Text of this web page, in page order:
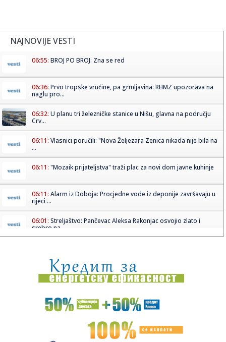
NAJNOVIJE VESTI
06:55: BROJ PO BROJ: Zna se red
06:36: Prvo tropske vrućine, pa grmljavina: RHMZ upozorava na
naglu pro...
06:32: U planu tri železničke stanice u Nišu, glavna na području
Crv...
06:11: Vlasnici poručili: "Nova Željezara Zenica nikada nije bila na
...
06:11: "Mozaik prijateljstva" traži plac za novi dom javne kuhinje
06:11: Alarm iz Doboja: Procjedne vode iz deponije završavaju u
rijeci ...
06:01: Streljaštvo: Pančevac Aleksa Rakonjac osvojio zlato i
srebro na...
01:21:Mercedes-AMG GT 53 4-Door Coupe
00:44:Dogodilo se na današnji datum, 7. avgust
Zvezda nastavlja tradiciju, opet časti najmlađe navijače